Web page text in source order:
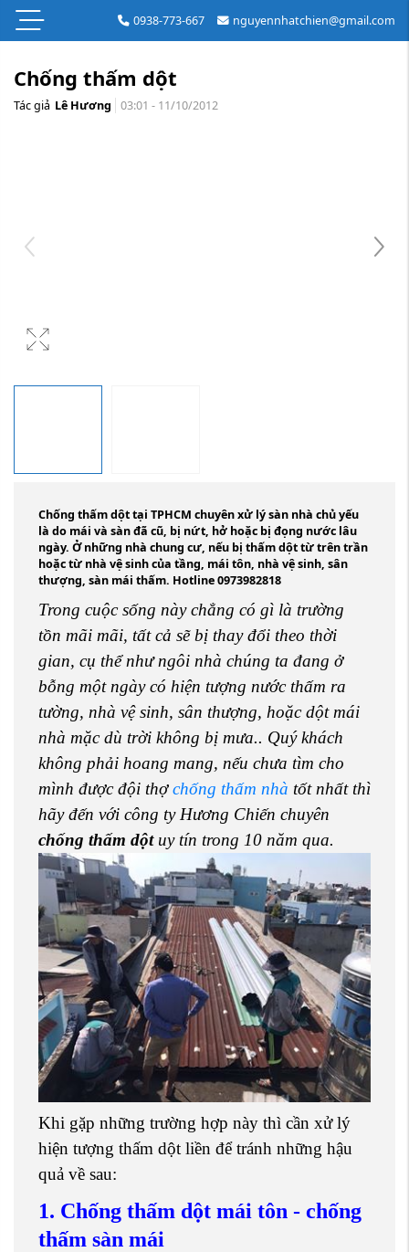
0938-773-667 nguyennhatchien@gmail.com
Chống thấm dột
Tác giả Lê Hương 03:01 - 11/10/2012
Chống thấm dột tại TPHCM chuyên xử lý sàn nhà chủ yếu
là do mái và sàn đã cũ, bị nứt, hở hoặc bị đọng nước lâu
ngày. Ở những nhà chung cư, nếu bị thấm dột từ trên trần
hoặc từ nhà vệ sinh của tầng, mái tôn, nhà vệ sinh, sân
thượng, sàn mái thấm. Hotline 0973982818
Trong cuộc sống này chẳng có gì là trường
tồn mãi mãi, tất cả sẽ bị thay đổi theo thời
gian, cụ thể như ngôi nhà chúng ta đang ở
bỗng một ngày có hiện tượng nước thấm ra
tường, nhà vệ sinh, sân thượng, hoặc dột mái
nhà mặc dù trời không bị mưa.. Quý khách
không phải hoang mang, nếu chưa tìm cho
mình được đội thợchống thấm nhà tốt nhất thì
hãy đến với công ty Hương Chiến chuyên
chống thấm dộtuy tín trong 10 năm qua.
Khi gặp những trường hợp này thì cần xử lý
hiện tượng thấm dột liền để tránh những hậu
quả về sau:
1. Chống thấm dột mái tôn - chống
thấm sàn mái